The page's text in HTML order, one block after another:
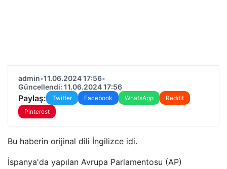
admin•11.06.2024 17:56•
Güncellendi: 11.06.2024 17:56
Paylaş: Twitter Facebook WhatsApp
Reddit
Pinterest
Bu haberin orijinal dili İngilizce idi.
İspanya'da yapılan Avrupa Parlamentosu (AP)